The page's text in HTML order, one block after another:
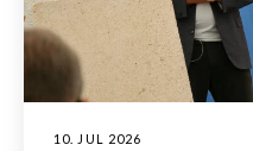
10. JUL 2026